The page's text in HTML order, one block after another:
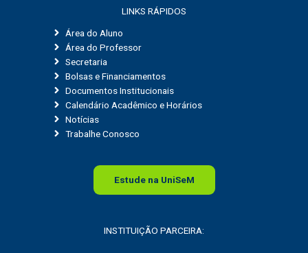
LINKS RÁPIDOS
Área do Aluno
Área do Professor
Secretaria
Bolsas e Financiamentos
Documentos Institucionais
Calendário Acadêmico e Horários
Notícias
Trabalhe Conosco
Estude na UniSeM
INSTITUIÇÃO PARCEIRA: